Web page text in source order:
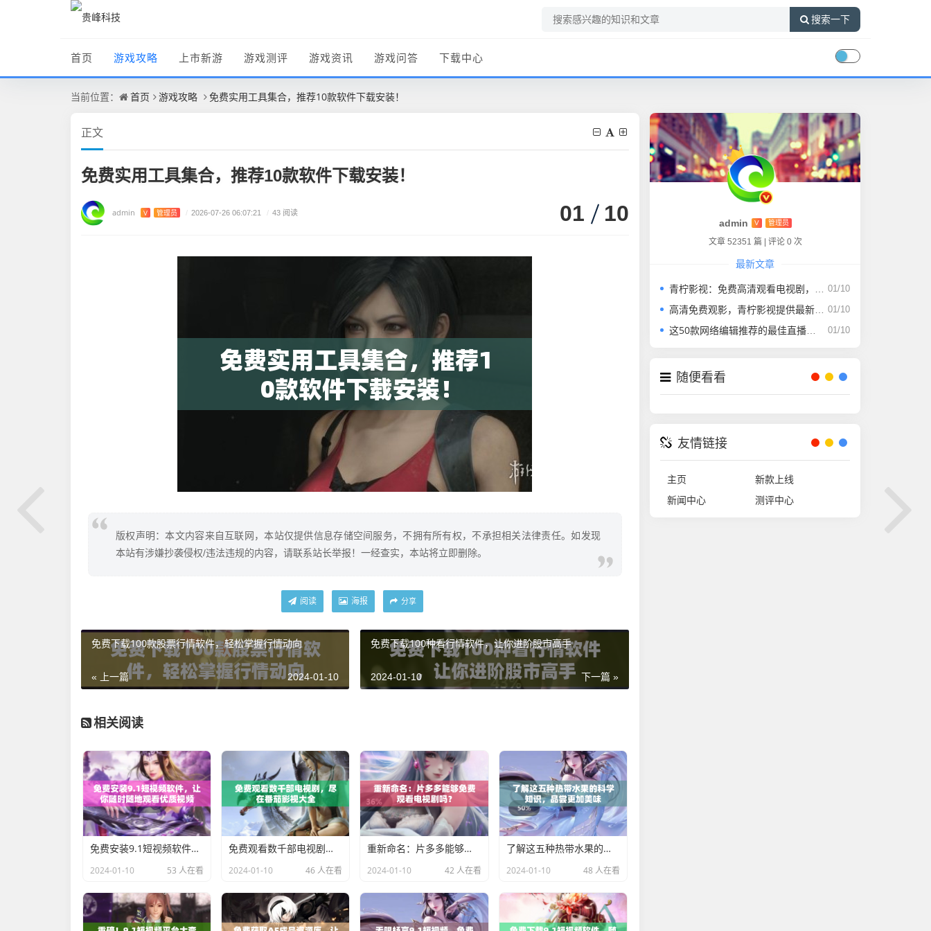
搜索一下
首页 游戏攻略 上市新游 游戏测评 游戏资讯 游戏问答 下载中心
当前位置： 首页 游戏攻略 免费实用工具集合，推荐10款软件下载安装！
正文
免费实用工具集合，推荐10款软件下载安装！
admin V 管理员 / 2026-07-26 06:07:21 / 43 阅读 01 10
版权声明：本文内容来自互联网，本站仅提供信息存储空间服务，不拥有所有权，不承担相关法律责任。如发现
本站有涉嫌抄袭侵权/违法违规的内容，请联系站长举报！一经查实，本站将立即删除。
阅读 海报 分享
免费下载100款股票行情软件，轻松掌握行情动向
« 上一篇 2024-01-10
免费下载100种看行情软件，让你进阶股市高手
下一篇 »
2024-01-10
相关阅读
免费安装9.1短视频软件，让你随时随地观看优质视频
2024-01-10 53 人在看
免费观看数千部电视剧，尽在番茄影视大全
2024-01-10 46 人在看
重新命名：片多多能够免费观看电视剧吗？
2024-01-10 42 人在看
了解这五种热带水果的科学知识，品尝更加美味
2024-01-10 48 人在看
admin V 管理员
文章 52351 篇 评论 0 次
最新文章
01/10
青柠影视：免费高清观看电视剧，再也不用为找西瓜影音而烦恼
01/10
高清免费观影，青柠影视提供最新电视剧
01/10
这50款网络编辑推荐的最佳直播软件，你用过了吗？
随便看看
友情链接
主页
新款上线
新闻中心
测评中心